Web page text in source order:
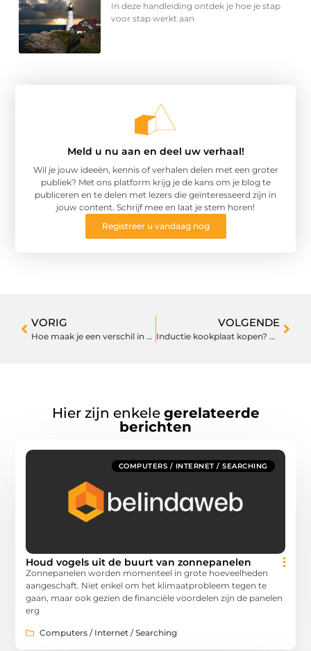
In deze handleiding ontdek je hoe je stap
voor stap werkt aan
Meld u nu aan en deel uw verhaal!
Wil je jouw ideeën, kennis of verhalen delen met een groter
publiek? Met ons platform krijg je de kans om je blog te
publiceren en te delen met lezers die geïnteresseerd zijn in
jouw content. Schrijf mee en laat je stem horen!
Registreer u vandaag nog
VORIG
Hoe maak je een verschil in het milieu?
VOLGENDE
Inductie kookplaat kopen? Alles voor uw keuken vindt u hier
Hier zijn enkele gerelateerde
berichten
COMPUTERS / INTERNET / SEARCHING
Houd vogels uit de buurt van zonnepanelen
Zonnepanelen worden momenteel in grote hoeveelheden
aangeschaft. Niet enkel om het klimaatprobleem tegen te
gaan, maar ook gezien de financiële voordelen zijn de panelen
erg
Computers / Internet / Searching